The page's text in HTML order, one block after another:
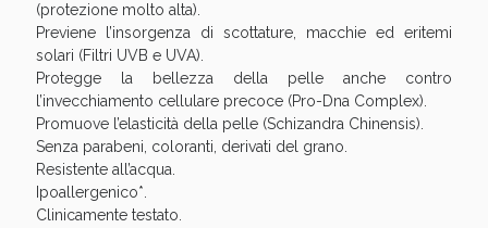
(protezione molto alta).
Previene l’insorgenza di scottature, macchie ed eritemi
solari (Filtri UVB e UVA).
Protegge la bellezza della pelle anche contro
l’invecchiamento cellulare precoce (Pro-Dna Complex).
Promuove l’elasticità della pelle (Schizandra Chinensis).
Senza parabeni, coloranti, derivati del grano.
Resistente all’acqua.
Ipoallergenico*.
Clinicamente testato.
Sconto fino al 55% disponibile oggi!